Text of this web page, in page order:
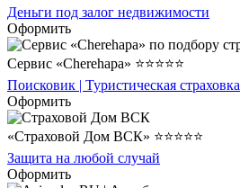
Деньги под залог недвижимости
Оформить
Сервис «Cherehapa» ⭐⭐⭐⭐⭐
Поисковик | Туристическая страховка
Оформить
«Страховой Дом ВСК» ⭐⭐⭐⭐⭐
Защита на любой случай
Оформить